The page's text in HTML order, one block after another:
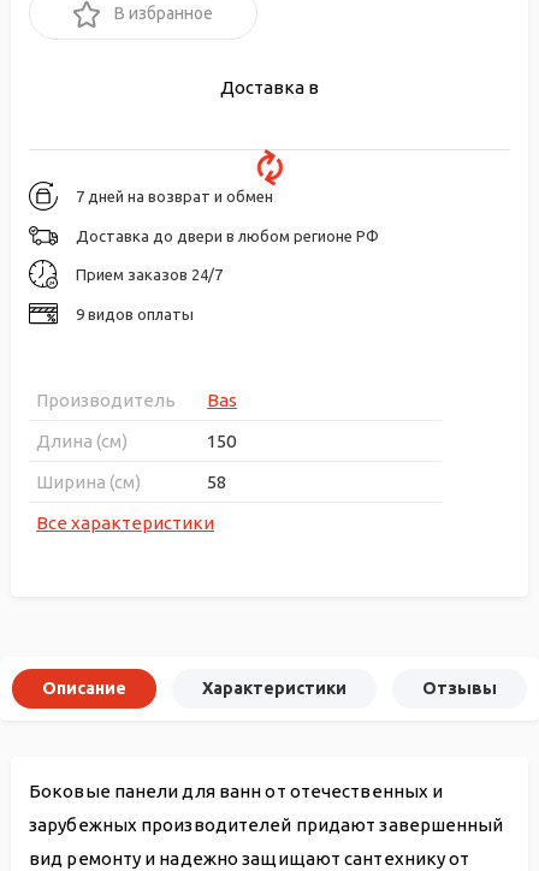
В избранное
Доставка в
7 дней на возврат и обмен
Доставка до двери в любом регионе РФ
Прием заказов 24/7
9 видов оплаты
Производитель
Bas
Длина (см)
150
Ширина (см)
58
Все характеристики
Описание Характеристики Отзывы
Боковые панели для ванн от отечественных и
зарубежных производителей придают завершенный
вид ремонту и надежно защищают сантехнику от